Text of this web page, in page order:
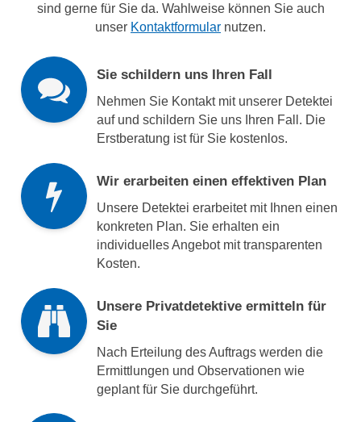
sind gerne für Sie da. Wahlweise können Sie auch
unser Kontaktformular nutzen.
Sie schildern uns Ihren Fall
Nehmen Sie Kontakt mit unserer Detektei
auf und schildern Sie uns Ihren Fall. Die
Erstberatung ist für Sie kostenlos.
Wir erarbeiten einen effektiven Plan
Unsere Detektei erarbeitet mit Ihnen einen
konkreten Plan. Sie erhalten ein
individuelles Angebot mit transparenten
Kosten.
Unsere Privatdetektive ermitteln für
Sie
Nach Erteilung des Auftrags werden die
Ermittlungen und Observationen wie
geplant für Sie durchgeführt.